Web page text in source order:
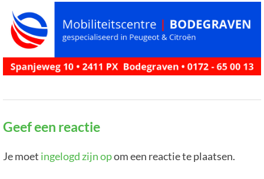
Geef een reactie
Je moet ingelogd zijn opom een reactie te plaatsen.